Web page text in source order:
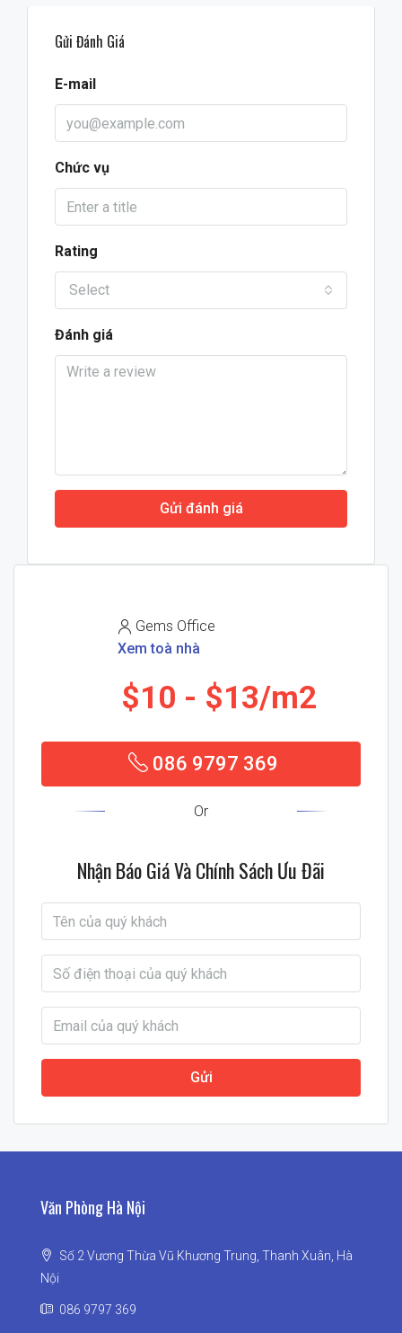
Gửi Đánh Giá
E-mail
Chức vụ
Rating
Select
Đánh giá
Gửi đánh giá
Gems Office
Xem toà nhà
$10 $13/m2
086 9797 369
Or
Nhận Báo Giá Và Chính Sách Ưu Đãi
Gửi
Văn Phòng Hà Nội
Số 2 Vương Thừa Vũ Khương Trung, Thanh Xuân, Hà
Nội
086 9797 369